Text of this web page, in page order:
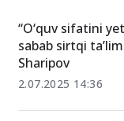
“O‘quv sifatini
sabab sirtqi
Sharipov
2.07.2025 14:36